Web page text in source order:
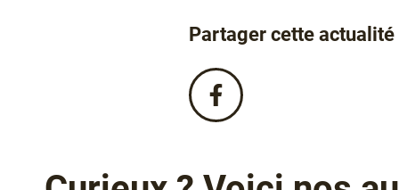
Partager cette actualité
Partagez
cette
Facebook